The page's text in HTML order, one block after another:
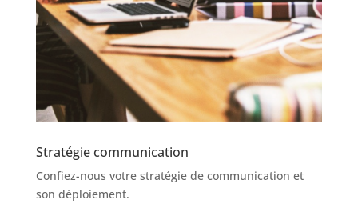
Stratégie communication
Confiez-nous votre stratégie de communication et
son déploiement.